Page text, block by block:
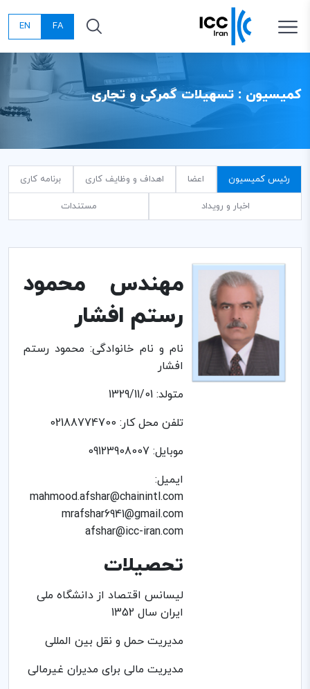
FA
EN
کمیسیون : تسهیلات گمرکی و تجاری
رئیس کمیسیون اعضا اهداف و وظایف کاری برنامه کاری
اخبار و رویداد مستندات
مهندس محمود
رستم افشار
نام و نام خانوادگی: محمود رستم
افشار
متولد: 1329/11/01
تلفن محل کار: 02188774700
موبایل: 09123908007
ایمیل:
mahmood.afshar@chainintl.com
mrafshar6941@gmail.com
afshar@icc-iran.com
تحصیلات
لیسانس اقتصاد از دانشگاه ملی
ایران سال 1352
مدیریت حمل و نقل بین المللی
مدیریت مالی برای مدیران غیرمالی